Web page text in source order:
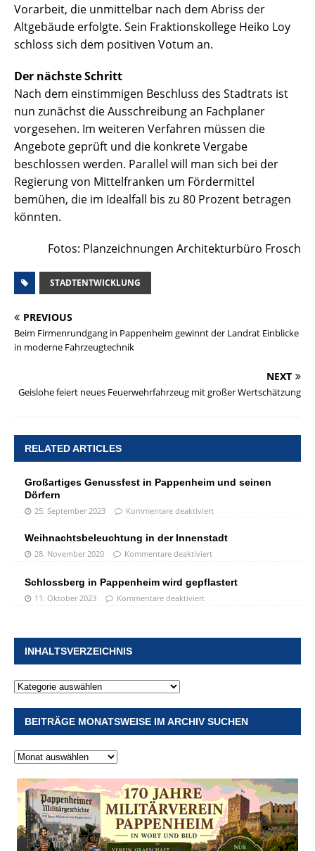
Vorarbeit, die unmittelbar nach dem Abriss der
Altgebäude erfolgte. Sein Fraktionskollege Heiko Loy
schloss sich dem positiven Votum an.
Der nächste Schritt
Nach dem einstimmigen Beschluss des Stadtrats ist
nun zunächst die Ausschreibung an Fachplaner
vorgesehen. Im weiteren Verfahren müssen die
Angebote geprüft und die konkrete Vergabe
beschlossen werden. Parallel will man sich bei der
Regierung von Mittelfranken um Fördermittel
bemühen, die im Idealfall bis zu 80 Prozent betragen
könnten.
Fotos: Planzeichnungen Architekturbüro Frosch
STADTENTWICKLUNG
PREVIOUS
Beim Firmenrundgang in Pappenheim gewinnt der Landrat Einblicke
in moderne Fahrzeugtechnik
NEXT
Geislohe feiert neues Feuerwehrfahrzeug mit großer Wertschätzung
RELATED ARTICLES
Großartiges Genussfest in Pappenheim und seinen
Dörfern
25. September 2023 Kommentare deaktiviert
Weihnachtsbeleuchtung in der Innenstadt
28. November 2020 Kommentare deaktiviert
Schlossberg in Pappenheim wird gepflastert
11. Oktober 2023 Kommentare deaktiviert
INHALTSVERZEICHNIS
BEITRÄGE MONATSWEISE IM ARCHIV SUCHEN